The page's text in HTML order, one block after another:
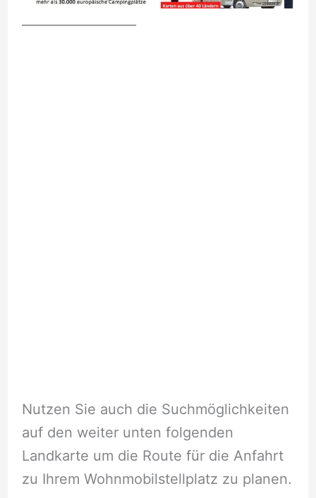
Nutzen Sie auch die Suchmöglichkeiten
auf den weiter unten folgenden
Landkarte um die Route für die Anfahrt
zu Ihrem Wohnmobilstellplatz zu planen.